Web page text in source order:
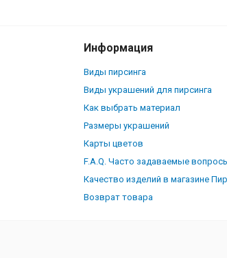
Информация
Виды пирсинга
Виды украшений для пирсинга
Как выбрать материал
Размеры украшений
Карты цветов
F.A.Q. Часто задаваемые
Качество изделий в магазине
Возврат товара